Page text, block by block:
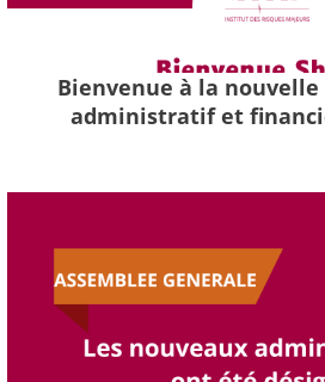
Bienvenue à la
administratif et